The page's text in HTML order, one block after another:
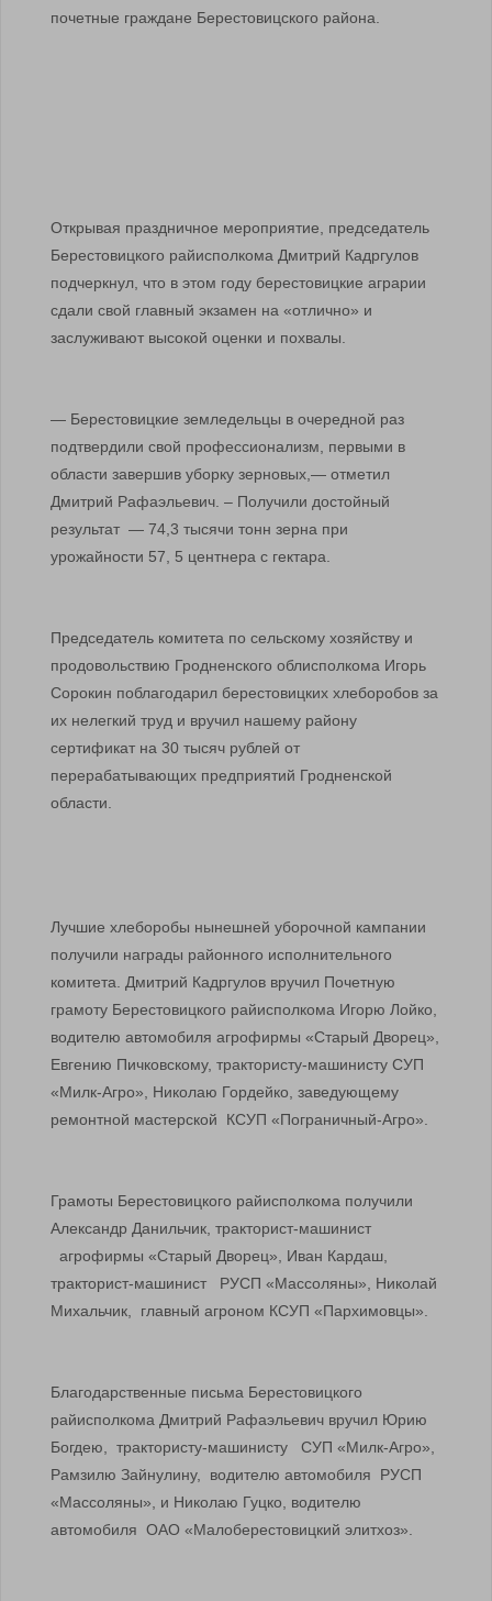
почетные граждане Берестовицского района.
Открывая праздничное мероприятие, председатель
Берестовицкого райисполкома Дмитрий Кадргулов
подчеркнул, что в этом году берестовицкие аграрии
сдали свой главный экзамен на «отлично» и
заслуживают высокой оценки и похвалы.
— Берестовицкие земледельцы в очередной раз
подтвердили свой профессионализм, первыми в
области завершив уборку зерновых,— отметил
Дмитрий Рафаэльевич. – Получили достойный
результат — 74,3 тысячи тонн зерна при
урожайности 57, 5 центнера с гектара.
Председатель комитета по сельскому хозяйству и
продовольствию Гродненского облисполкома Игорь
Сорокин поблагодарил берестовицких хлеборобов за
их нелегкий труд и вручил нашему району
сертификат на 30 тысяч рублей от
перерабатывающих предприятий Гродненской
области.
Лучшие хлеборобы нынешней уборочной кампании
получили награды районного исполнительного
комитета. Дмитрий Кадргулов вручил Почетную
грамоту Берестовицкого райисполкома Игорю Лойко,
водителю автомобиля агрофирмы «Старый Дворец»,
Евгению Пичковскому, трактористу-машинисту СУП
«Милк-Агро», Николаю Гордейко, заведующему
ремонтной мастерской КСУП «Пограничный-Агро».
Грамоты Берестовицкого райисполкома получили
Александр Данильчик, тракторист-машинист
агрофирмы «Старый Дворец», Иван Кардаш,
тракторист-машинист РУСП «Массоляны», Николай
Михальчик, главный агроном КСУП «Пархимовцы».
Благодарственные письма Берестовицкого
райисполкома Дмитрий Рафаэльевич вручил Юрию
Богдею, трактористу-машинисту СУП «Милк-Агро»,
Рамзилю Зайнулину, водителю автомобиля РУСП
«Массоляны», и Николаю Гуцко, водителю
автомобиля ОАО «Малоберестовицкий элитхоз».